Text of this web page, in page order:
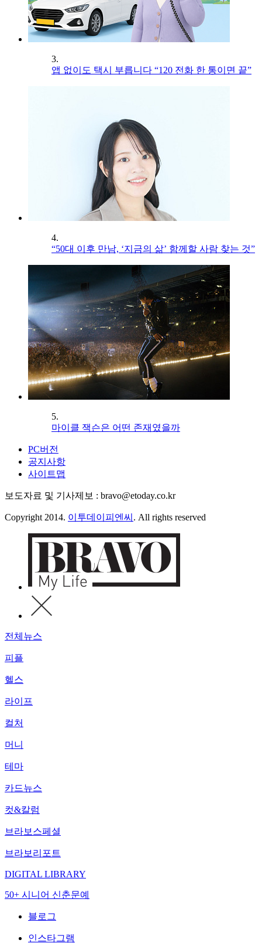
3.
앱 없이도 택시 부릅니다 “120 전화 한 통이면 끝”
4.
“50대 이후 만남, ‘지금의 삶’ 함께할 사람 찾는 것”
5.
마이클 잭슨은 어떤 존재였을까
PC버전
공지사항
사이트맵
보도자료 및 기사제보 : bravo@etoday.co.kr
Copyright 2014. 이투데이피엔씨 . All rights reserved
전체뉴스
피플
헬스
라이프
컬처
머니
테마
카드뉴스
컷&칼럼
브라보스페셜
브라보리포트
DIGITAL LIBRARY
50+ 시니어 신춘문예
블로그
인스타그램